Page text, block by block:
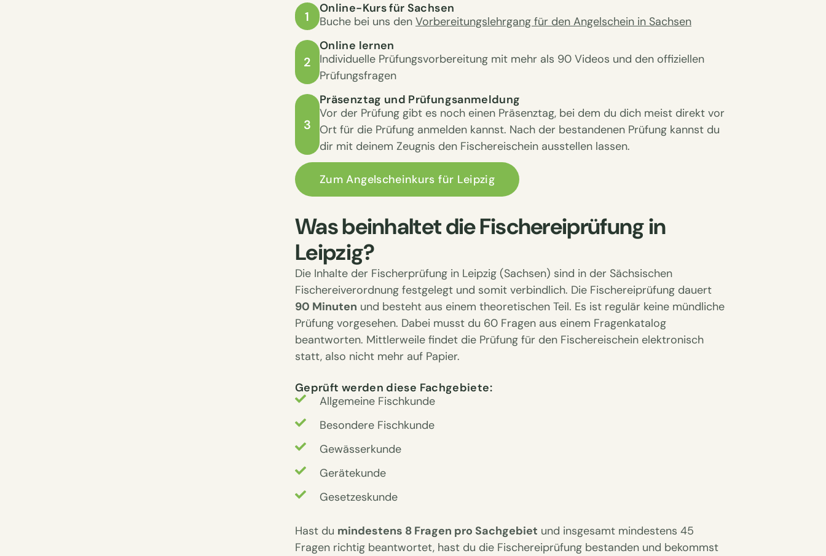
1
Online-Kurs für Sachsen
Buche bei uns den Vorbereitungslehrgang für den Angelschein in Sachsen
2
Online lernen
Individuelle Prüfungsvorbereitung mit mehr als 90 Videos und den offiziellen
Prüfungsfragen
3
Präsenztag und Prüfungsanmeldung
Vor der Prüfung gibt es noch einen Präsenztag, bei dem du dich meist direkt vor
Ort für die Prüfung anmelden kannst. Nach der bestandenen Prüfung kannst du
dir mit deinem Zeugnis den Fischereischein ausstellen lassen.
Zum Angelscheinkurs für Leipzig
Was beinhaltet die Fischereiprüfung in
Leipzig?
Die Inhalte der Fischerprüfung in Leipzig (Sachsen) sind in der Sächsischen
Fischereiverordnung festgelegt und somit verbindlich. Die Fischereiprüfung dauert
90 Minuten und besteht aus einem theoretischen Teil. Es ist regulär keine mündliche
Prüfung vorgesehen. Dabei musst du 60 Fragen aus einem Fragenkatalog
beantworten. Mittlerweile findet die Prüfung für den Fischereischein elektronisch
statt, also nicht mehr auf Papier.
Geprüft werden diese Fachgebiete:
Allgemeine Fischkunde
Besondere Fischkunde
Gewässerkunde
Gerätekunde
Gesetzeskunde
Hast du mindestens 8 Fragen pro Sachgebiet und insgesamt mindestens 45
Fragen richtig beantwortet, hast du die Fischereiprüfung bestanden und bekommst